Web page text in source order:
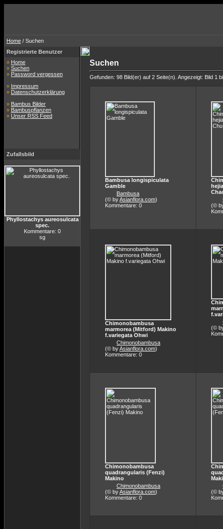
Home / Suchen
Registrierte Benutzer
» Home
» Suchen
» Password vergessen
» Impressum
» Datenschutzerklärung
» Bambus Bilder
» Bambuspflanzen
» Unser RSS Feed
Zufallsbild
Phyllostachys aureosulcata
spec.
Kommentare: 0
sg
Suchen
Gefunden: 98 Bild(er) auf 2 Seite(n). Angezeigt: Bild 1
Bambusa longispiculata
Gamble
Bambusa
(© byAsianflora.com)
Kommentare: 0
(©
Chimonobambusa
marmorea (Mitford) Makino
f.variegata Ohwi
Chimonobambusa
(© byAsianflora.com)
Kommentare: 0
(©
Chimonobambusa
quadrangularis (Fenzi)
Makino
Chimonobambusa
(© byAsianflora.com)
Kommentare: 0
(©